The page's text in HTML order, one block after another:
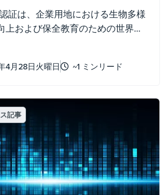
証は、企業用地における生物多様
上および保全教育のための世界唯
なく、文書化され、測定可能な継
4月28日火曜日 ~1 ミンリード
記事